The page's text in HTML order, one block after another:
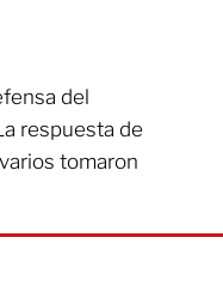
del
respuesta de
tomaron